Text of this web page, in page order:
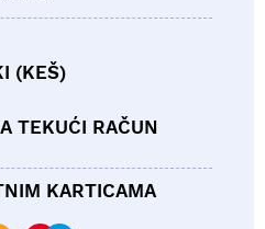
(KEŠ)
TEKUĆI RAČUN
KARTICAMA